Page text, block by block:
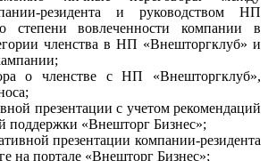
резидента и руководством НП
степени вовлеченности компании в
членства в НП «Внешторгклуб» и
о членстве с НП «Внешторгклуб»,
презентации с учетом рекомендаций
поддержки «Внешторг Бизнес»;
презентации компании-резидента
на портале «Внешторг Бизнес»;